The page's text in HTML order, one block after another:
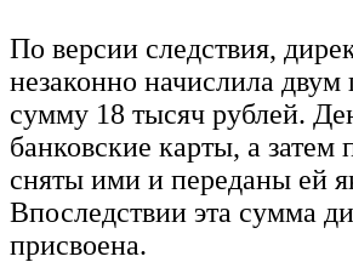
По версии следствия,
незаконно начислила
сумму 18 тысяч рублей.
банковские карты, а
сняты ими и переданы ей
Впоследствии эта сумма
присвоена.